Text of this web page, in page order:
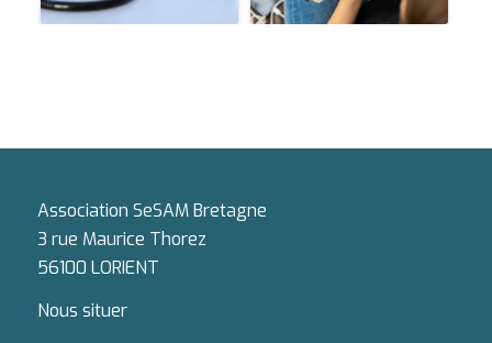
Association SeSAM Bretagne
3 rue Maurice Thorez
56100 LORIENT
Nous situer